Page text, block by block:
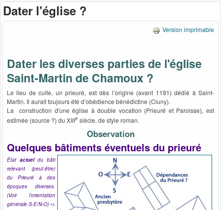
Dater l'église ?
Version imprimable
Dater les diverses parties de l'église
Saint-Martin de Chamoux ?
Le lieu de culte, un prieuré, est dès l’origine (avant 1191) dédié à Saint-
Martin. Il aurait toujours été d’obédience bénédictine (Cluny).
La construction d'une église à double vocation (Prieuré et Paroisse), est
estimée (source ?) du XIIIe siècle, de style roman.
Observation
Quelques bâtiments éventuels du prieuré
État actueldu bâti
relevant (peut-être)
du Prieuré à des
époques diverses.
(Voir l'orientation
générale S-E/N-O) •>